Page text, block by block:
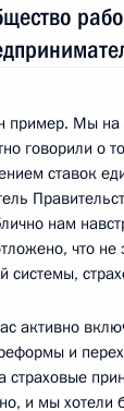
пример. Мы
говорили о
ставок
нам
что не
системы,
активно
и
страховые
и мы хотели